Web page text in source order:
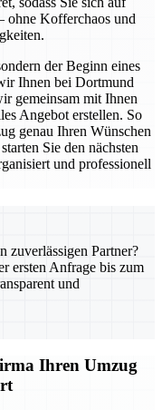
ohne Kofferchaos und
der Beginn eines
Ihnen bei Dortmund
gemeinsam mit Ihnen
Angebot erstellen. So
genau Ihren Wünschen
Sie den nächsten
und professionell
zuverlässigen Partner?
ersten Anfrage bis zum
und
Ihren Umzug